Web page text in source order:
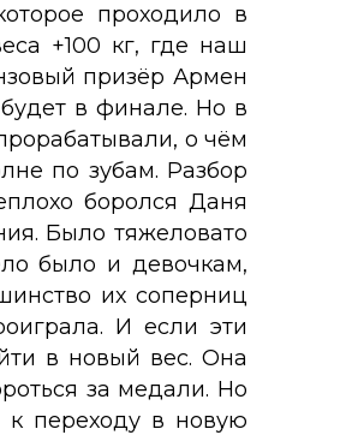
проходило в
+100 кг, где наш
призёр Армен
в финале. Но в
о чём
по зубам. Разбор
боролся Даня
Было тяжеловато
было и девочкам,
их соперниц
И если эти
в новый вес. Она
за медали. Но
к переходу в новую